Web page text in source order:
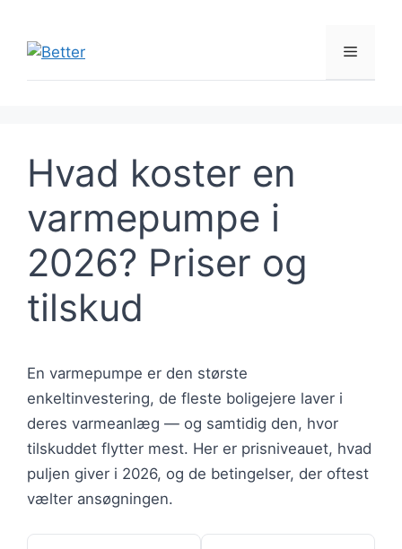
indhold
Menu
Hvad koster en
varmepumpe i
2026? Priser og
tilskud
En varmepumpe er den største
enkeltinvestering, de fleste boligejere laver i
deres varmeanlæg — og samtidig den, hvor
tilskuddet flytter mest. Her er prisniveauet, hvad
puljen giver i 2026, og de betingelser, der oftest
vælter ansøgningen.